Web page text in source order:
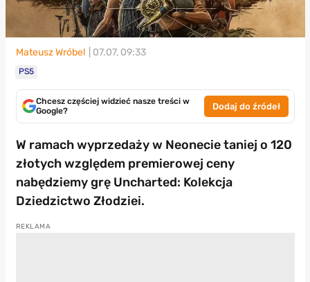
Mateusz Wróbel | 07.07, 09:33
PS5
Chcesz częściej widzieć nasze treści w
Google?
Dodaj do źródeł
W ramach wyprzedaży w Neonecie taniej o 120
złotych względem premierowej ceny
nabędziemy grę Uncharted: Kolekcja
Dziedzictwo Złodziei.